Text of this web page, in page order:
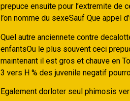
prepuce ensuite pour l’extremite de
l’on nomme du sexeSauf Que appel
Quel autre anciennete contre
enfantsOu le plus souvent ceci
maintenant il est gros et chauve en
3 vers H % des juvenile negatif
Egalement dorloter seul phimosis